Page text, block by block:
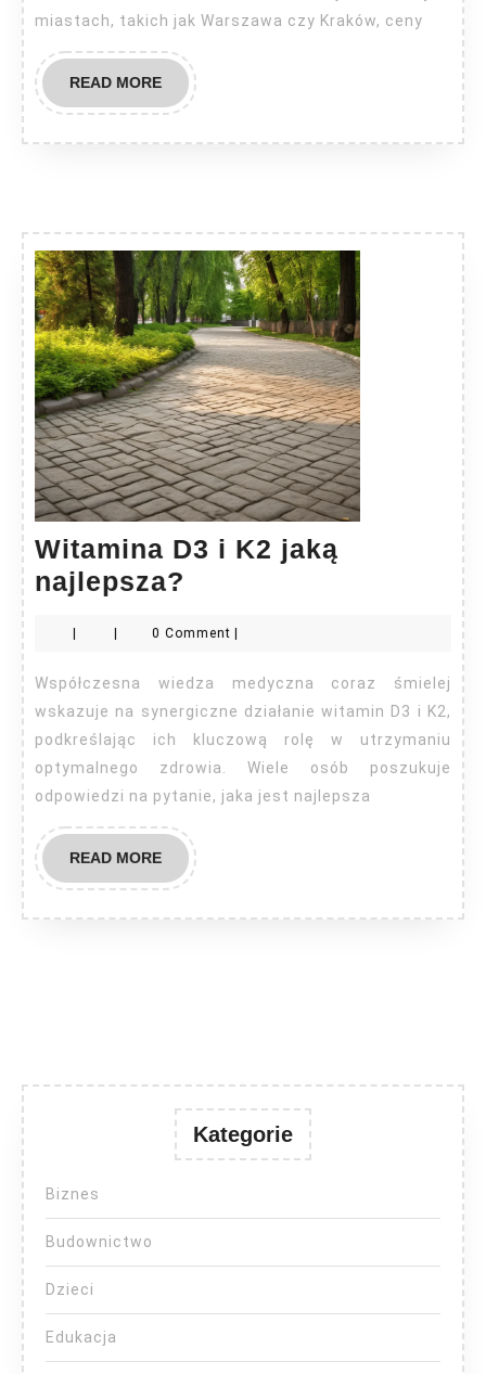
miastach, takich jak Warszawa czy Kraków, ceny
READ MOREREAD
MORE
Witamina D3 i K2 jaką
najlepsza?
i
K2
jaką
najlepsza?
0 Comment
Współczesna wiedza medyczna coraz śmielej
wskazuje na synergiczne działanie witamin D3 i K2,
podkreślając ich kluczową rolę w utrzymaniu
optymalnego zdrowia. Wiele osób poszukuje
odpowiedzi na pytanie, jaka jest najlepsza
READ MOREREAD
MORE
Kategorie
Biznes
Budownictwo
Dzieci
Edukacja